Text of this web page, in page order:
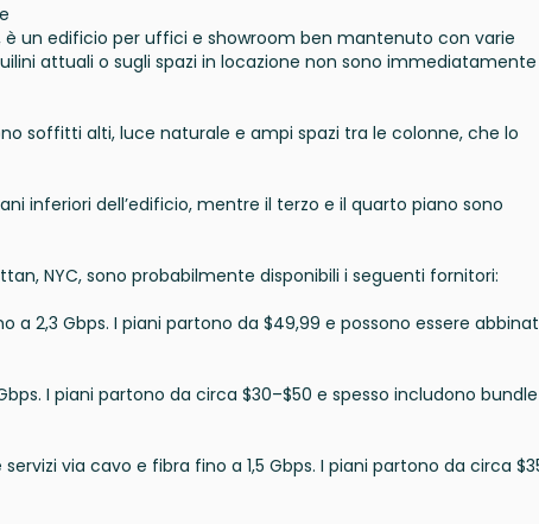
è un edificio per uffici e showroom ben mantenuto con varie
attuali o sugli spazi in locazione non sono immediatamente
soffitti alti, luce naturale e ampi spazi tra le colonne, che lo
inferiori dell’edificio, mentre il terzo e il quarto piano sono
NYC, sono probabilmente disponibili i seguenti fornitori:
a 2,3 Gbps. I piani partono da $49,99 e possono essere
I piani partono da circa $30–$50 e spesso includono
via cavo e fibra fino a 1,5 Gbps. I piani partono da circa